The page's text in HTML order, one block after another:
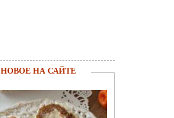
НОВОЕ НА САЙТЕ